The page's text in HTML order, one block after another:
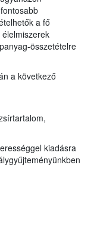
a fő
összetételre
a következő
kiadásra